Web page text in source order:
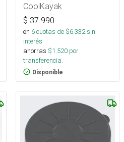
CoolKayak
$ 37.990
en 6cuotas de $6.332sin
interés
ahorras $1.520 por
transferencia.
Disponible